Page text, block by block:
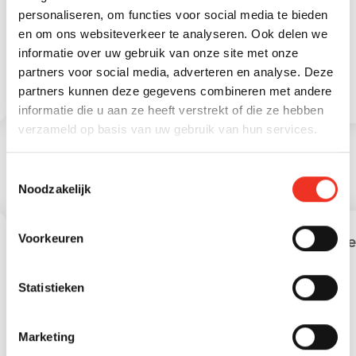
personaliseren, om functies voor social media te bieden
en om ons websiteverkeer te analyseren. Ook delen we
informatie over uw gebruik van onze site met onze
partners voor social media, adverteren en analyse. Deze
partners kunnen deze gegevens combineren met andere
informatie die u aan ze heeft verstrekt of die ze hebben
verzameld op basis van uw gebruik van hun services.
Noodzakelijk
Voorkeuren
Statistieken
Marketing
Aantal woonlagen 4 woonlagen
Leeftijd in gemeente